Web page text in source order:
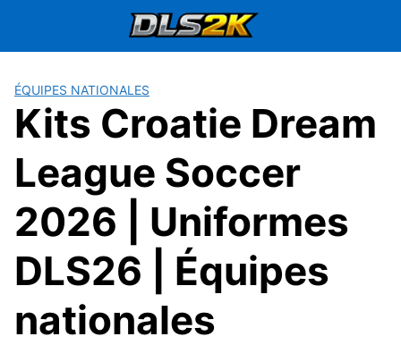
contenu
ÉQUIPES NATIONALES
Kits Croatie Dream
League Soccer
2026 | Uniformes
DLS26 | Équipes
nationales